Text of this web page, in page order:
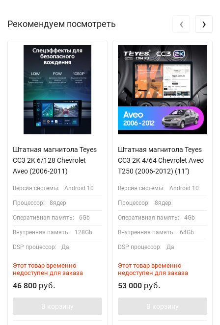
Рекомендуем посмотреть
Штатная магнитола Teyes
CC3 2K 6/128 Chevrolet
Aveo (2006-2011)
Версия системы: Android 10
Процессор: 8ядер
Оперативная память: 6Gb
Внутренняя память: 128Gb
DSP процессор: Да
Этот товар временно
недоступен для заказа
46 800 руб.
В корзину
Штатная магнитола Teyes
CC3 2K 4/64 Chevrolet Aveo
T250 (2006-2012) (11")
Версия системы: Android 10
Процессор: 8ядер
Оперативная память: 4Gb
Внутренняя память: 64Gb
DSP процессор: Да
Этот товар временно
недоступен для заказа
53 000 руб.
В корзину
‹ ›